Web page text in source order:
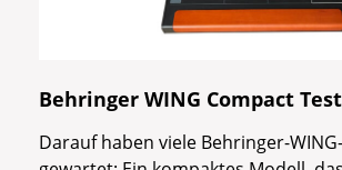
Behringer WING Compact Test
Darauf haben viele Behringer-